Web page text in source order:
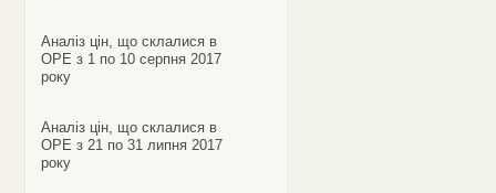
Аналіз цін, що склалися в
ОРЕ з 1 по 10 серпня 2017
року
Аналіз цін, що склалися в
ОРЕ з 21 по 31 липня 2017
року